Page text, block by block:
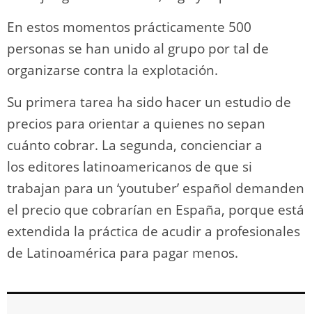
En estos momentos prácticamente 500
personas se han unido al grupo por tal de
organizarse contra la explotación.
Su primera tarea ha sido hacer un estudio de
precios para orientar a quienes no sepan
cuánto cobrar. La segunda, concienciar a
los editores latinoamericanos de que si
trabajan para un ‘youtuber’ español demanden
el precio que cobrarían en España, porque está
extendida la práctica de acudir a profesionales
de Latinoamérica para pagar menos.